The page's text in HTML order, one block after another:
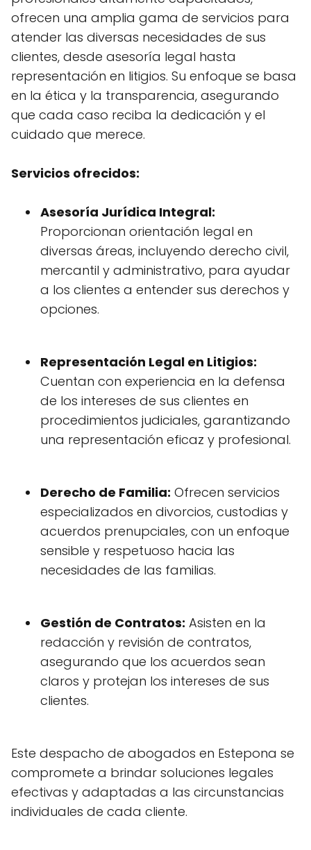
ofrecen una amplia gama de servicios para
atender las diversas necesidades de sus
clientes, desde asesoría legal hasta
representación en litigios. Su enfoque se basa
en la ética y la transparencia, asegurando
que cada caso reciba la dedicación y el
cuidado que merece.
Servicios ofrecidos:
Asesoría Jurídica Integral:
Proporcionan orientación legal en
diversas áreas, incluyendo derecho civil,
mercantil y administrativo, para ayudar
a los clientes a entender sus derechos y
opciones.
Representación Legal en Litigios:
Cuentan con experiencia en la defensa
de los intereses de sus clientes en
procedimientos judiciales, garantizando
una representación eficaz y profesional.
Derecho de Familia: Ofrecen servicios
especializados en divorcios, custodias y
acuerdos prenupciales, con un enfoque
sensible y respetuoso hacia las
necesidades de las familias.
Gestión de Contratos: Asisten en la
redacción y revisión de contratos,
asegurando que los acuerdos sean
claros y protejan los intereses de sus
clientes.
Este despacho de abogados en Estepona se
compromete a brindar soluciones legales
efectivas y adaptadas a las circunstancias
individuales de cada cliente.